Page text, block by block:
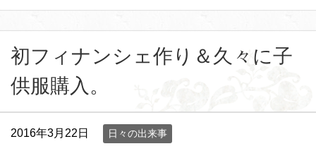
初フィナンシェ作り＆久々に子
供服購入。
2016年3月22日 日々の出来事